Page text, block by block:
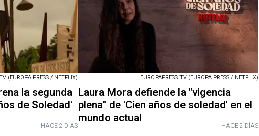
(EUROPA PRESS / NETFLIX)
la segunda
de Soledad'
HACE 2 DÍAS
EUROPAPRESS.TV (EUROPA PRESS / NETFLIX)
Laura Mora defiende la "vigencia
plena" de 'Cien años de soledad' en el
mundo actual
HACE 2 DÍAS